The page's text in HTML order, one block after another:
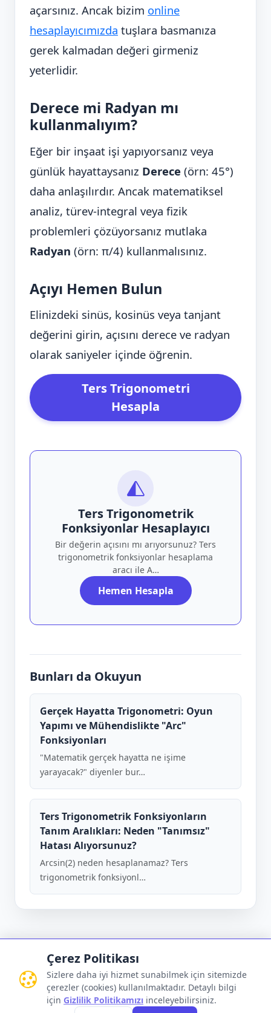
açarsınız. Ancak bizim online
hesaplayıcımızda tuşlara basmanıza
gerek kalmadan değeri girmeniz
yeterlidir.
Derece mi Radyan mı
kullanmalıyım?
Eğer bir inşaat işi yapıyorsanız veya
günlük hayattaysanız Derece (örn: 45°)
daha anlaşılırdır. Ancak matematiksel
analiz, türev-integral veya fizik
problemleri çözüyorsanız mutlaka
Radyan (örn: π/4) kullanmalısınız.
Açıyı Hemen Bulun
Elinizdeki sinüs, kosinüs veya tanjant
değerini girin, açısını derece ve radyan
olarak saniyeler içinde öğrenin.
Ters Trigonometri
Hesapla
Ters Trigonometrik
Fonksiyonlar Hesaplayıcı
Bir değerin açısını mı arıyorsunuz? Ters
trigonometrik fonksiyonlar hesaplama
aracı ile A…
Hemen Hesapla
Bunları da Okuyun
Gerçek Hayatta Trigonometri: Oyun
Yapımı ve Mühendislikte "Arc"
Fonksiyonları
"Matematik gerçek hayatta ne işime
yarayacak?" diyenler bur…
Ters Trigonometrik Fonksiyonların
Tanım Aralıkları: Neden "Tanımsız"
Hatası Alıyorsunuz?
Arcsin(2) neden hesaplanamaz? Ters
trigonometrik fonksiyonl…
Çerez Politikası
Sizlere daha iyi hizmet sunabilmek için sitemizde
çerezler (cookies) kullanılmaktadır. Detaylı bilgi
için Gizlilik Politikamızı inceleyebilirsiniz.
Gizlilik Politikası • Kullanım Koşulları • İletişim